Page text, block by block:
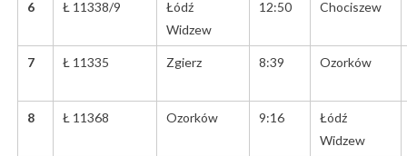
6 Ł 11338/9
Łódź
Widzew
12:50 Chociszew
7 Ł 11335 Zgierz 8:39 Ozorków
8 Ł 11368 Ozorków 9:16
Łódź
Widzew